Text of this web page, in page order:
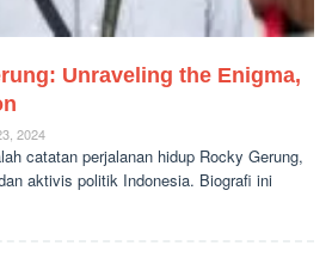
Unraveling the Enigma,
2024
catatan perjalanan hidup Rocky Gerung,
aktivis politik Indonesia. Biografi ini